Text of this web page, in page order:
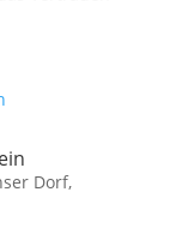
Dorf,